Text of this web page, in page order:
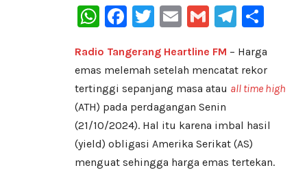
WhatsApp
Facebook
Twitter
EmailGmail
Radio Tangerang Heartline FM – Harga
emas melemah setelah mencatat rekor
tertinggi sepanjang masa atau all time high
(ATH) pada perdagangan Senin
(21/10/2024). Hal itu karena imbal hasil
(yield) obligasi Amerika Serikat (AS)
menguat sehingga harga emas tertekan.